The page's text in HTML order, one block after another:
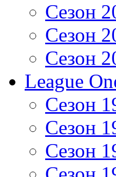
Сезон
Сезон
Сезон
League
Сезон
Сезон
Сезон